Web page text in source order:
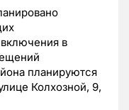
в
планируются
Колхозной, 9,